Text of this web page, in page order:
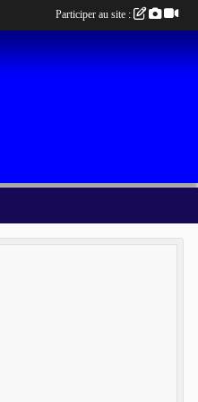
Participer au site :